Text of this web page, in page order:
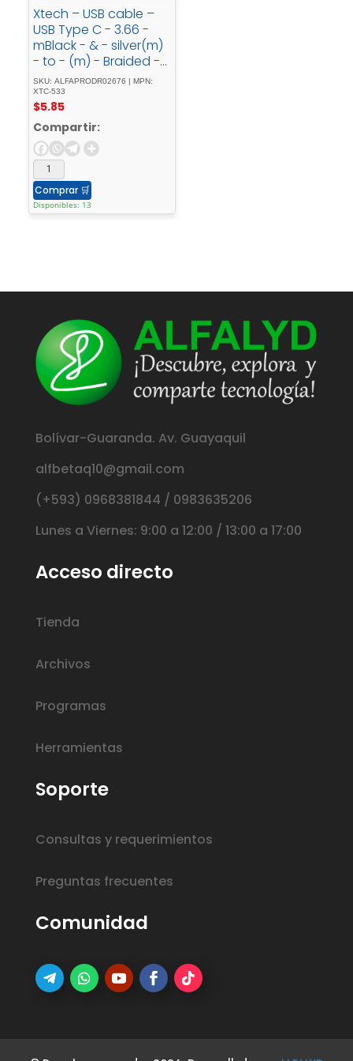
Xtech – USB cable –
USB Type C - 3.66 -
mBlack - & - silver(m)
- to - (m) - Braided -
XTC-533
SKU: ALFAPRODR02676 | MPN:
XTC-533
$5.85
Compartir:
Comprar 🛒
Disponibles: 13
Bolívar-Guaranda. Av. Guayaquil
alfbetaq10@gmail.com
(+593) 0968381844 / 0983635206
Lunes a Viernes: 9:00 a 12:00 / 13:00 a 17:00
Acceso directo
Tienda
Archivos
Programas
Herramientas
Soporte
Consultas y requerimientos
Preguntas frecuentes
Comunidad